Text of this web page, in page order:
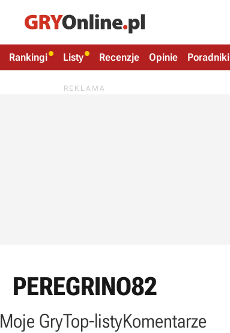
Rankingi Listy Recenzje Opinie Poradniki
PEREGRINO82
Moje GryTop-listyKomentarze